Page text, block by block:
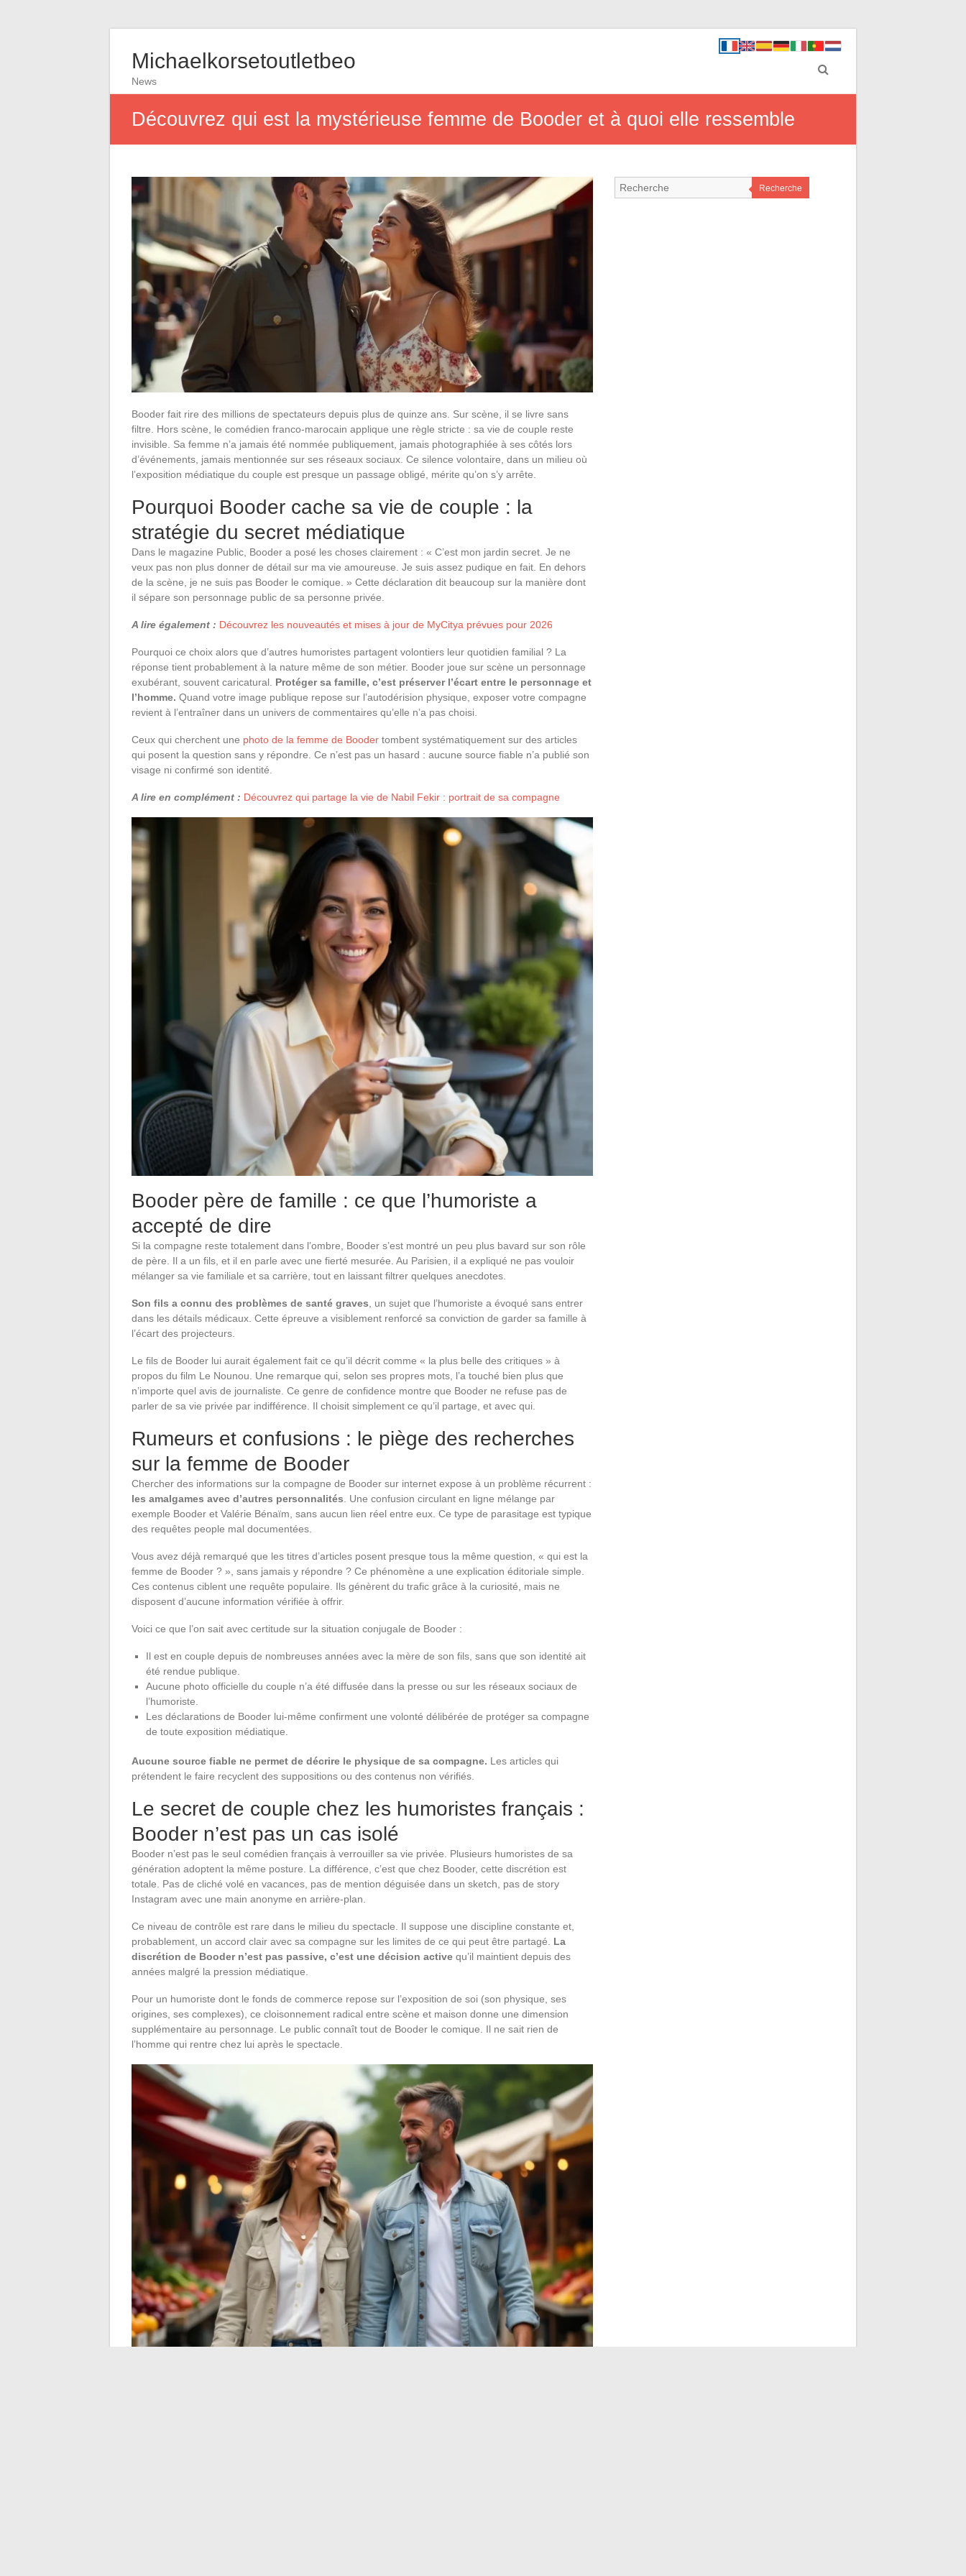
Michaelkorsetoutletbeo
News
Découvrez qui est la mystérieuse femme de Booder et à quoi elle ressemble
Booder fait rire des millions de spectateurs depuis plus de quinze ans. Sur scène, il se livre sans
filtre. Hors scène, le comédien franco-marocain applique une règle stricte : sa vie de couple reste
invisible. Sa femme n’a jamais été nommée publiquement, jamais photographiée à ses côtés lors
d’événements, jamais mentionnée sur ses réseaux sociaux. Ce silence volontaire, dans un milieu où
l’exposition médiatique du couple est presque un passage obligé, mérite qu’on s’y arrête.
Pourquoi Booder cache sa vie de couple : la
stratégie du secret médiatique
Dans le magazine Public, Booder a posé les choses clairement : « C’est mon jardin secret. Je ne
veux pas non plus donner de détail sur ma vie amoureuse. Je suis assez pudique en fait. En dehors
de la scène, je ne suis pas Booder le comique. » Cette déclaration dit beaucoup sur la manière dont
il sépare son personnage public de sa personne privée.
A lire également : Découvrez les nouveautés et mises à jour de MyCitya prévues pour 2026
Pourquoi ce choix alors que d’autres humoristes partagent volontiers leur quotidien familial ? La
réponse tient probablement à la nature même de son métier. Booder joue sur scène un personnage
exubérant, souvent caricatural. Protéger sa famille, c’est préserver l’écart entre le personnage et
l’homme. Quand votre image publique repose sur l’autodérision physique, exposer votre compagne
revient à l’entraîner dans un univers de commentaires qu’elle n’a pas choisi.
Ceux qui cherchent une photo de la femme de Booder tombent systématiquement sur des articles
qui posent la question sans y répondre. Ce n’est pas un hasard : aucune source fiable n’a publié son
visage ni confirmé son identité.
A lire en complément : Découvrez qui partage la vie de Nabil Fekir : portrait de sa compagne
Booder père de famille : ce que l’humoriste a
accepté de dire
Si la compagne reste totalement dans l’ombre, Booder s’est montré un peu plus bavard sur son rôle
de père. Il a un fils, et il en parle avec une fierté mesurée. Au Parisien, il a expliqué ne pas vouloir
mélanger sa vie familiale et sa carrière, tout en laissant filtrer quelques anecdotes.
Son fils a connu des problèmes de santé graves , un sujet que l’humoriste a évoqué sans entrer
dans les détails médicaux. Cette épreuve a visiblement renforcé sa conviction de garder sa famille à
l’écart des projecteurs.
Le fils de Booder lui aurait également fait ce qu’il décrit comme « la plus belle des critiques » à
propos du film Le Nounou. Une remarque qui, selon ses propres mots, l’a touché bien plus que
n’importe quel avis de journaliste. Ce genre de confidence montre que Booder ne refuse pas de
parler de sa vie privée par indifférence. Il choisit simplement ce qu’il partage, et avec qui.
Rumeurs et confusions : le piège des recherches
sur la femme de Booder
Chercher des informations sur la compagne de Booder sur internet expose à un problème récurrent :
les amalgames avec d’autres personnalités . Une confusion circulant en ligne mélange par
exemple Booder et Valérie Bénaïm, sans aucun lien réel entre eux. Ce type de parasitage est typique
des requêtes people mal documentées.
Vous avez déjà remarqué que les titres d’articles posent presque tous la même question, « qui est la
femme de Booder ? », sans jamais y répondre ? Ce phénomène a une explication éditoriale simple.
Ces contenus ciblent une requête populaire. Ils génèrent du trafic grâce à la curiosité, mais ne
disposent d’aucune information vérifiée à offrir.
Voici ce que l’on sait avec certitude sur la situation conjugale de Booder :
Il est en couple depuis de nombreuses années avec la mère de son fils, sans que son identité ait
été rendue publique.
Aucune photo officielle du couple n’a été diffusée dans la presse ou sur les réseaux sociaux de
l’humoriste.
Les déclarations de Booder lui-même confirment une volonté délibérée de protéger sa compagne
de toute exposition médiatique.
Aucune source fiable ne permet de décrire le physique de sa compagne. Les articles qui
prétendent le faire recyclent des suppositions ou des contenus non vérifiés.
Le secret de couple chez les humoristes français :
Booder n’est pas un cas isolé
Booder n’est pas le seul comédien français à verrouiller sa vie privée. Plusieurs humoristes de sa
génération adoptent la même posture. La différence, c’est que chez Booder, cette discrétion est
totale. Pas de cliché volé en vacances, pas de mention déguisée dans un sketch, pas de story
Instagram avec une main anonyme en arrière-plan.
Ce niveau de contrôle est rare dans le milieu du spectacle. Il suppose une discipline constante et,
probablement, un accord clair avec sa compagne sur les limites de ce qui peut être partagé. La
discrétion de Booder n’est pas passive, c’est une décision active qu’il maintient depuis des
années malgré la pression médiatique.
Pour un humoriste dont le fonds de commerce repose sur l’exposition de soi (son physique, ses
origines, ses complexes), ce cloisonnement radical entre scène et maison donne une dimension
supplémentaire au personnage. Le public connaît tout de Booder le comique. Il ne sait rien de
l’homme qui rentre chez lui après le spectacle.
Recherche